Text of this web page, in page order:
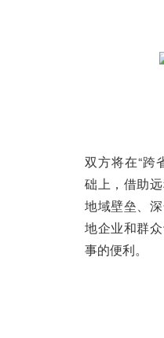
双方将在“跨
础上，借助
地域壁垒、
地企业和群
事的便利。